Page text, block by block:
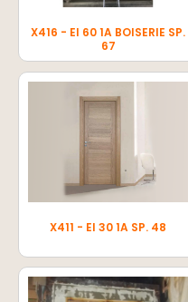
X416 - EI 60 1A BOISERIE SP.
67
X411 - EI 30 1A SP. 48